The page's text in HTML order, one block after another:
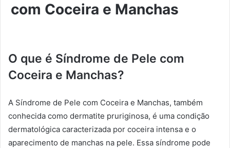
com Coceira e Manchas
O que é Síndrome de Pele com
Coceira e Manchas?
A Síndrome de Pele com Coceira e Manchas, também
conhecida como dermatite pruriginosa, é uma condição
dermatológica caracterizada por coceira intensa e o
aparecimento de manchas na pele. Essa síndrome pode